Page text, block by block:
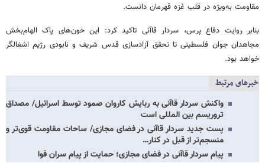
مقاومت به‌ویژه در قلب غزه قهرمان دانست.
بنابر روایت دفاع پرس، سردار قاآنی تاکید کرد: این خون‌های پاک الهام‌بخش
مجاهدان جوان فلسطینی تا تحقق آزادسازی قدس شریف و نابودی رژیم اشغالگر
خواهد بود.
خبرهای مرتبط
واکنش سردار قاآنی به ربایش کاروان صمود توسط اسرائیل/ مصداق
تروریسم بین المللی است
پست جدید سردار قاآنی در فضای مجازی/ ساحات مقاومت قوی‌تر و
منسجم‌تر از قبل در کنار…
پیام سردار قاآنی در فضای مجازی؛ حمایت از پیام سران قوا